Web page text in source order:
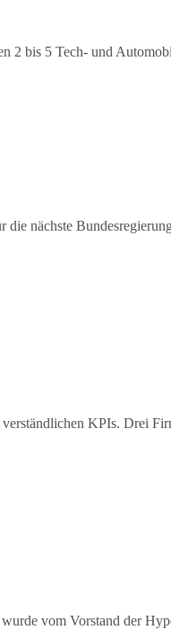
2 bis 5 Tech- und
nächste
KPIs. Drei
vom Vorstand der